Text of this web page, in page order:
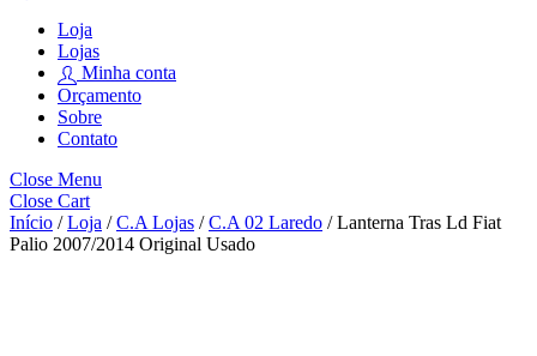
Loja
Lojas
Minha conta
Orçamento
Sobre
Contato
Close Menu
Close Cart
Início /Loja /C.A Lojas /C.A 02 Laredo / Lanterna Tras Ld Fiat
Palio 2007/2014 Original Usado